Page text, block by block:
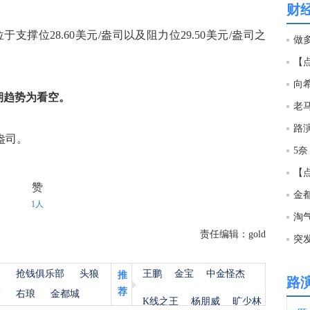
于支撑位28.60美元/盎司以及阻力位29.50美元/盎司之
势为看空。
。
赞
1人
责任编辑：gold
抢钱俱乐部
头狼
右琅 金都城
推
荐
王鹏 金宝 中金怪杰
K线之王 杨朋威 旷少林
财
做
5
淘
突
路